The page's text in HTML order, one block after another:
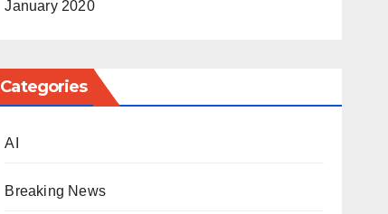
January 2020
Categories
AI
Breaking News